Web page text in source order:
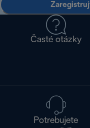
Časté otázky
Potrebujete